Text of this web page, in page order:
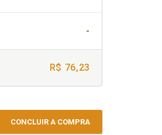
-
R$ 76,23
CONCLUIR A COMPRA